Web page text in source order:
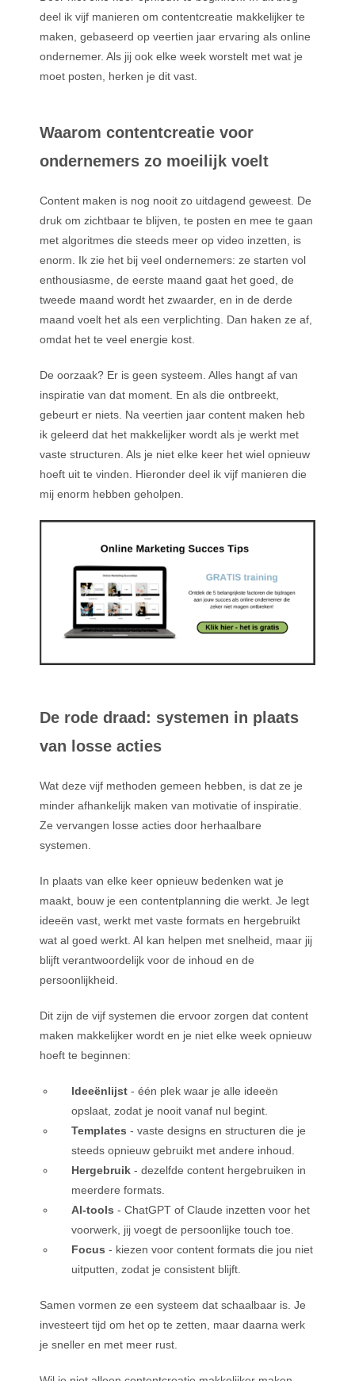
deel ik vijf manieren om contentcreatie makkelijker te
maken, gebaseerd op veertien jaar ervaring als online
ondernemer. Als jij ook elke week worstelt met wat je
moet posten, herken je dit vast.
Waarom contentcreatie voor
ondernemers zo moeilijk voelt
Content maken is nog nooit zo uitdagend geweest. De
druk om zichtbaar te blijven, te posten en mee te gaan
met algoritmes die steeds meer op video inzetten, is
enorm. Ik zie het bij veel ondernemers: ze starten vol
enthousiasme, de eerste maand gaat het goed, de
tweede maand wordt het zwaarder, en in de derde
maand voelt het als een verplichting. Dan haken ze af,
omdat het te veel energie kost.
De oorzaak? Er is geen systeem. Alles hangt af van
inspiratie van dat moment. En als die ontbreekt,
gebeurt er niets. Na veertien jaar content maken heb
ik geleerd dat het makkelijker wordt als je werkt met
vaste structuren. Als je niet elke keer het wiel opnieuw
hoeft uit te vinden. Hieronder deel ik vijf manieren die
mij enorm hebben geholpen.
De rode draad: systemen in plaats
van losse acties
Wat deze vijf methoden gemeen hebben, is dat ze je
minder afhankelijk maken van motivatie of inspiratie.
Ze vervangen losse acties door herhaalbare
systemen.
In plaats van elke keer opnieuw bedenken wat je
maakt, bouw je een contentplanning die werkt. Je legt
ideeën vast, werkt met vaste formats en hergebruikt
wat al goed werkt. AI kan helpen met snelheid, maar jij
blijft verantwoordelijk voor de inhoud en de
persoonlijkheid.
Dit zijn de vijf systemen die ervoor zorgen dat content
maken makkelijker wordt en je niet elke week opnieuw
hoeft te beginnen:
Ideeënlijst - één plek waar je alle ideeën
opslaat, zodat je nooit vanaf nul begint.
Templates - vaste designs en structuren die je
steeds opnieuw gebruikt met andere inhoud.
Hergebruik - dezelfde content hergebruiken in
meerdere formats.
AI-tools- ChatGPT of Claude inzetten voor het
voorwerk, jij voegt de persoonlijke touch toe.
Focus - kiezen voor content formats die jou niet
uitputten, zodat je consistent blijft.
Samen vormen ze een systeem dat schaalbaar is. Je
investeert tijd om het op te zetten, maar daarna werk
je sneller en met meer rust.